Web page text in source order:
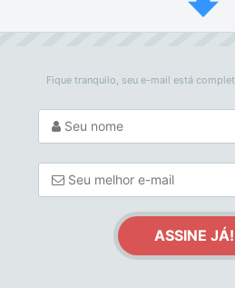
Fique tranquilo, seu e-mail está